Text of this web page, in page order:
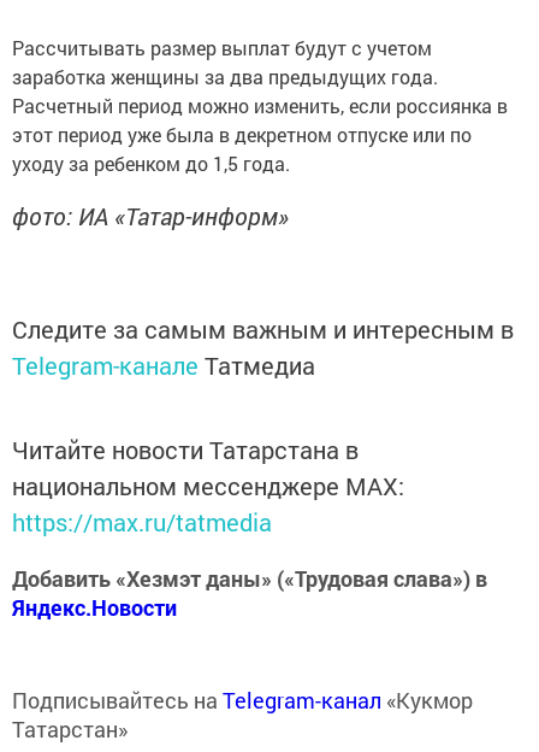
Рассчитывать размер выплат будут с учетом
заработка женщины за два предыдущих года.
Расчетный период можно изменить, если россиянка в
этот период уже была в декретном отпуске или по
уходу за ребенком до 1,5 года.
фото: ИА «Татар-информ»
Следите за самым важным и интересным в
Telegram-канале Татмедиа
Читайте новости Татарстана в
национальном мессенджере MАХ:
https://max.ru/tatmedia
Добавить «Хезмэт даны» («Трудовая слава») в
Яндекс.Новости
Подписывайтесь на Telegram-канал «Кукмор
Татарстан»